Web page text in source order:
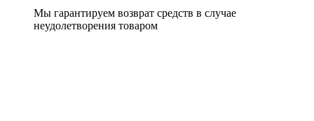
Мы гарантируем возврат средств в случае
неудолетворения товаром